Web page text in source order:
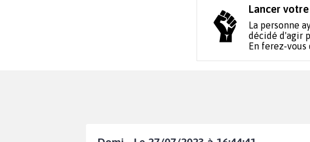
Lancer
La personne
décidé d'agir
En ferez-vous